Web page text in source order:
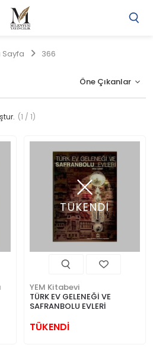
Sayfa 366
(1 / 1)
TÜKENDİ
YEM Kitabevi
TÜRK EV GELENEĞİ VE
SAFRANBOLU EVLERİ
TÜKENDİ